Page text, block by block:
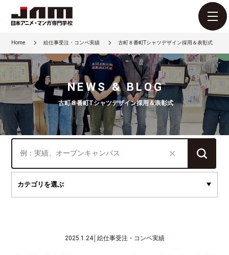
Home 絵仕事受注・コンペ実績 古町８番町Tシャツデザイン採用＆表彰式
NEWS & BLOG
古町８番町Tシャツデザイン採用＆表彰式
2025.1.24│ 絵仕事受注・コンペ実績